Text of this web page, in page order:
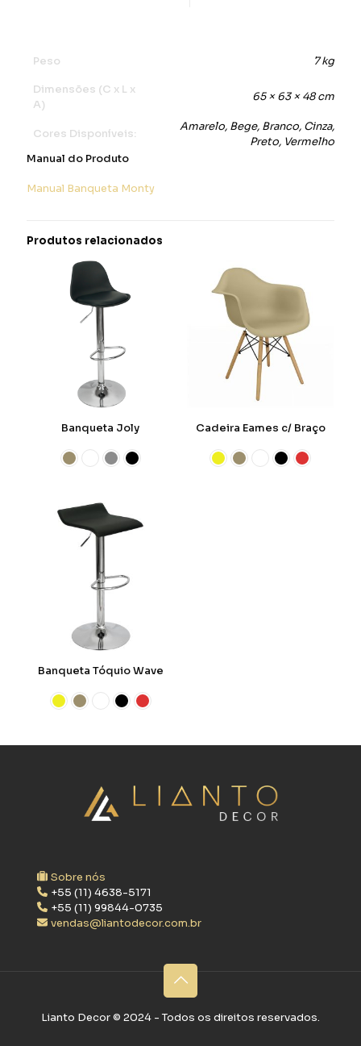
Peso 7 kg
Dimensões (C x L x
A)
65 × 63 × 48 cm
Cores Disponíveis:
Amarelo, Bege, Branco, Cinza,
Preto, Vermelho
Manual do Produto
Manual Banqueta Monty
Produtos relacionados
Banqueta Joly Cadeira Eames c/ Braço
Banqueta Tóquio Wave
Sobre nós
+55 (11) 4638-5171
+55 (11) 99844-0735
vendas@liantodecor.com.br
Lianto Decor ©‎ 2024 - Todos os direitos reservados.